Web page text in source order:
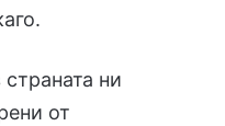
ни
от